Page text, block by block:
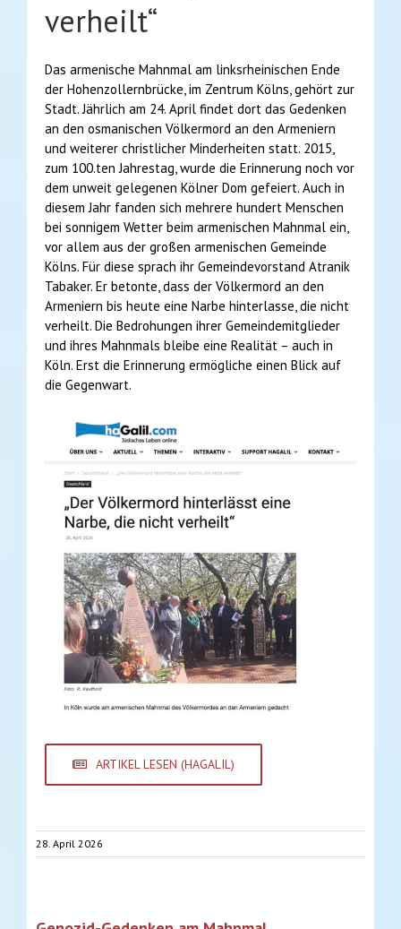
verheilt“
Das armenische Mahnmal am linksrheinischen Ende
der Hohenzollernbrücke, im Zentrum Kölns, gehört zur
Stadt. Jährlich am 24. April findet dort das Gedenken
an den osmanischen Völkermord an den Armeniern
und weiterer christlicher Minderheiten statt. 2015,
zum 100.ten Jahrestag, wurde die Erinnerung noch vor
dem unweit gelegenen Kölner Dom gefeiert. Auch in
diesem Jahr fanden sich mehrere hundert Menschen
bei sonnigem Wetter beim armenischen Mahnmal ein,
vor allem aus der großen armenischen Gemeinde
Kölns. Für diese sprach ihr Gemeindevorstand Atranik
Tabaker. Er betonte, dass der Völkermord an den
Armeniern bis heute eine Narbe hinterlasse, die nicht
verheilt. Die Bedrohungen ihrer Gemeindemitglieder
und ihres Mahnmals bleibe eine Realität – auch in
Köln. Erst die Erinnerung ermögliche einen Blick auf
die Gegenwart.
ARTIKEL LESEN (HAGALIL)
28. April 2026